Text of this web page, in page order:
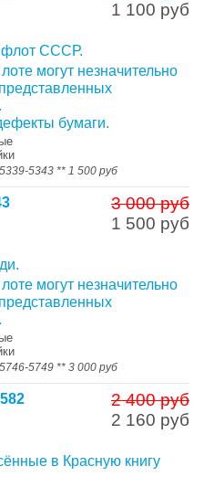
1 100 руб
СССР.
могут незначительно
бумаги.
5343 ** 1 500 руб
3 000 руб
1 500 руб
могут незначительно
5749 ** 3 000 руб
2 400 руб
2 160 руб
в Красную книгу